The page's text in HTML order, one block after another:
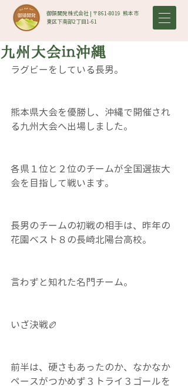
御領開発株式会社 | 〒861-8019​ 熊本市
東区下南部2丁目1-61
九州大会ｉｎ沖縄
ラグビーをしている長男。
熊本県大会を優勝し、沖縄で開催され
る九州大会へ出場しました。
各県１位と２位のチームが全国選抜大
会を目指して戦います。
長男のチームの初戦の相手は、昨年の
花園ベスト８の長崎北陽台高校。
言わずと知れた名門チーム。
いざ決戦🏉
前半は、硬さもあったのか、なかなか
ペースがつかめず３トライ３ゴールを